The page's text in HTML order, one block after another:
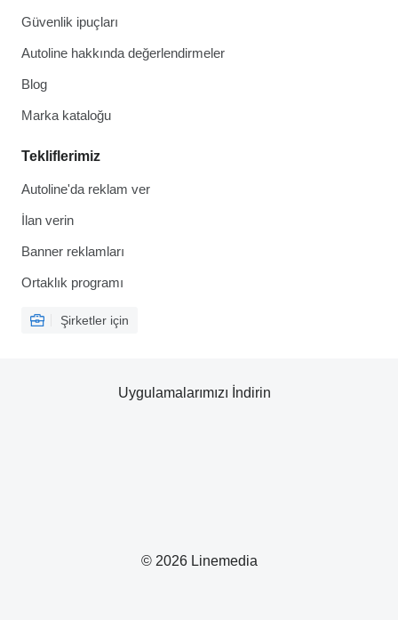
Güvenlik ipuçları
Autoline hakkında değerlendirmeler
Blog
Marka kataloğu
Tekliflerimiz
Autoline'da reklam ver
İlan verin
Banner reklamları
Ortaklık programı
Şirketler için
© 2026 Linemedia
Uygulamalarımızı İndirin